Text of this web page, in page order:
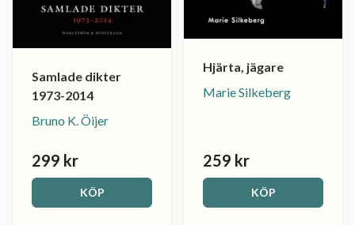
Samlade dikter
1973-2014
Bruno K. Öijer
299 kr
KÖP
Hjärta, jägare
Marie Silkeberg
259 kr
KÖP